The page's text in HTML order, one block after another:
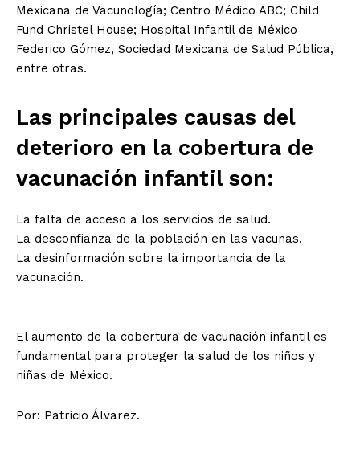
El Suplemento
Mexicana de Vacunología; Centro Médico ABC; Child
Fund Christel House; Hospital Infantil de México
Federico Gómez, Sociedad Mexicana de Salud Pública,
entre otras.
Las principales causas del
deterioro en la cobertura de
vacunación infantil son:
La falta de acceso a los servicios de salud.
La desconfianza de la población en las vacunas.
La desinformación sobre la importancia de la
vacunación.
El aumento de la cobertura de vacunación infantil es
fundamental para proteger la salud de los niños y
niñas de México.
Por: Patricio Álvarez.